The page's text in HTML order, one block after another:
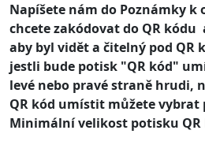
Napíšete nám do Poznámky k
chcete zakódovat do QR kódu
aby byl vidět a čitelný pod QR
jestli bude potisk "QR kód"
levé nebo pravé straně hrudi,
QR kód umístit můžete vybrat
Minimální velikost potisku QR